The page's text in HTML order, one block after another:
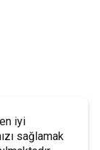
iyi
sağlamak